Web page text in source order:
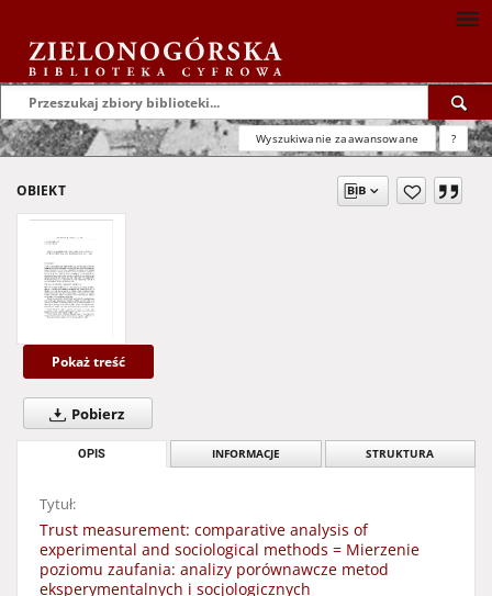
Wyszukiwanie zaawansowane ?
OBIEKT
Pokaż treść
Pobierz
OPIS INFORMACJE STRUKTURA
Tytuł:
Trust measurement: comparative analysis of
experimental and sociological methods = Mierzenie
poziomu zaufania: analizy porównawcze metod
eksperymentalnych i socjologicznych